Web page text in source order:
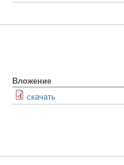
Вложение
скачать